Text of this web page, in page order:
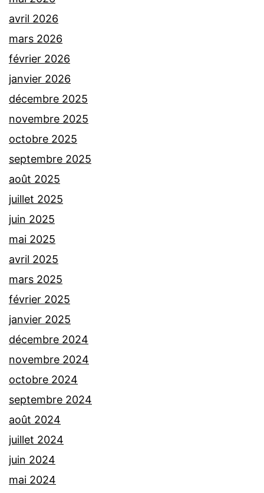
avril 2026
mars 2026
février 2026
janvier 2026
décembre 2025
novembre 2025
octobre 2025
septembre 2025
août 2025
juillet 2025
juin 2025
mai 2025
avril 2025
mars 2025
février 2025
janvier 2025
décembre 2024
novembre 2024
octobre 2024
septembre 2024
août 2024
juillet 2024
juin 2024
mai 2024